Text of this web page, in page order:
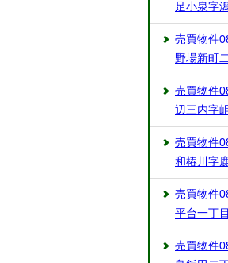
足小泉字
売買物件
野場新町
売買物件
辺三内字
売買物件
和椿川字
売買物件
平台一丁目
売買物件